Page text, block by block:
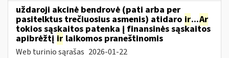
uždaroji akcinė bendrovė (pati arba per
pasitelktus trečiuosius asmenis) atidaro ir...Ar
tokios sąskaitos patenka į finansinės sąskaitos
apibrėžtį ir laikomos praneštinomis
Web turinio sąrašas 2026-01-22